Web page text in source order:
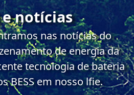
notícias
nas notícias do
de energia da
tecnologia de bateria
BESS em nosso lfie.